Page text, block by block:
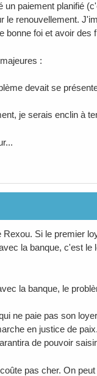
un paiement planifié
le renouvellement.
bonne foi et avoir
:
devait se
je serais enclin à
Si le premier
la banque, c'est
la banque, le
ne paie pas son
en justice de
de pouvoir
pas cher. On